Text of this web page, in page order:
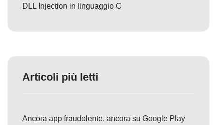
DLL Injection in linguaggio C
Articoli più letti
Ancora app fraudolente, ancora su Google Play